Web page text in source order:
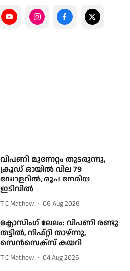
വിപണി മുന്നേറ്റം തുടരുന്നു,
ക്രൂഡ് ഓയിൽ വില 79
ഡോളറില്‍, രൂപ നേരിയ
ഇടിവില്‍
T C Mathew 06 Aug 2026
ക്ലോസിംഗ് ലേലം: വിപണി രണ്ടു
തട്ടിൽ, നിഫ്റ്റി താഴ്ന്നു,
സെൻസെക്സ് കയറി
T C Mathew 04 Aug 2026